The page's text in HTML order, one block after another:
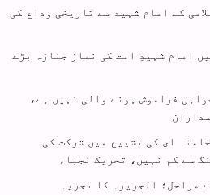
کے امام شہید سے تاریخی وداع کی
امامِ شہیدِ امت کی نماز جنازہ بڑے
فراموش ہونے والی نہیں ہے،
ای کی تشییع میں شرکت کی
سے کم نہیں، تحریک نجباء
مراحل؛ الجزیرہ کا تجزیہ